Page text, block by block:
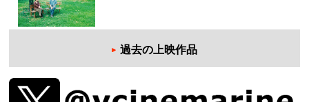
過去の上映作品